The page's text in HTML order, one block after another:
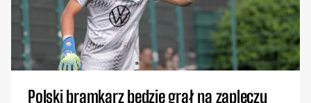
Polski bramkarz będzie grał na zapleczu